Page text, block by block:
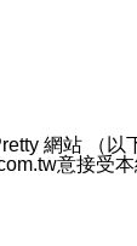
三個條件者
網站 （
意接受本